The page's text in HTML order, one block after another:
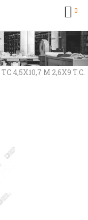
0
4,5X10,7 M 2,6X9 T.C.